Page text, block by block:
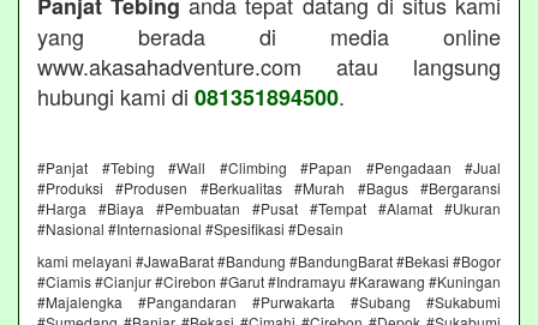
yang berada di media online
www.akasahadventure.com atau langsung
hubungi kami di 081351894500.
#Panjat #Tebing #Wall #Climbing #Papan #Pengadaan #Jual
#Produksi #Produsen #Berkualitas #Murah #Bagus #Bergaransi
#Harga #Biaya #Pembuatan #Pusat #Tempat #Alamat #Ukuran
#Nasional #Internasional #Spesifikasi #Desain
kami melayani #JawaBarat #Bandung #BandungBarat #Bekasi #Bogor
#Ciamis #Cianjur #Cirebon #Garut #Indramayu #Karawang #Kuningan
#Majalengka #Pangandaran #Purwakarta #Subang #Sukabumi